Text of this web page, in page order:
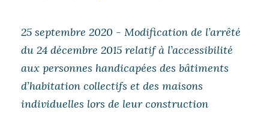
25 septembre 2020 - Modification de l’arrêté
du 24 décembre 2015 relatif à l’accessibilité
aux personnes handicapées des bâtiments
d’habitation collectifs et des maisons
individuelles lors de leur construction